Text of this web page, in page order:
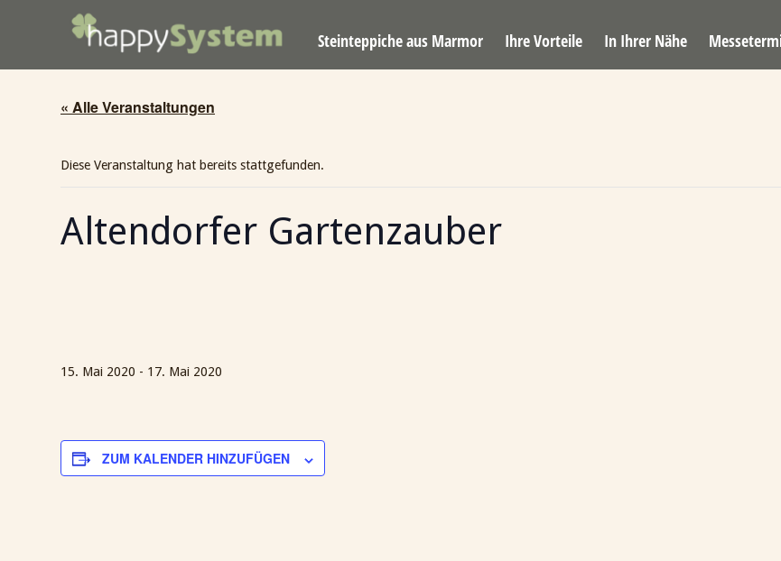
Home
Steinteppiche aus Marmor Ihre Vorteile In Ihrer Nähe
« Alle Veranstaltungen
Diese Veranstaltung hat bereits stattgefunden.
Altendorfer Gartenzauber
15. Mai 2020 - 17. Mai 2020
ZUM KALENDER HINZUFÜGEN